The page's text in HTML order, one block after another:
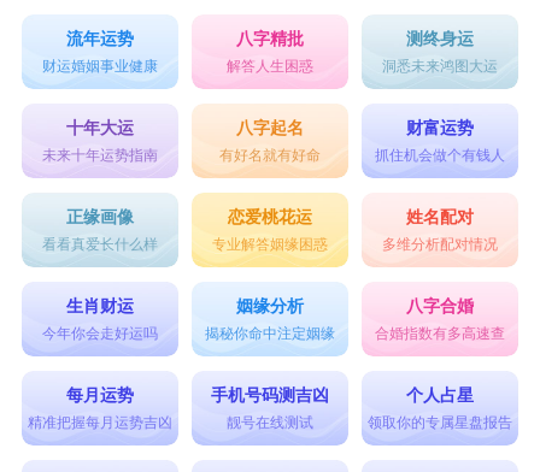
流年运势
财运婚姻事业健康
八字精批
解答人生困惑
测终身运
洞悉未来鸿图大运
十年大运
未来十年运势指南
八字起名
有好名就有好命
财富运势
抓住机会做个有钱人
正缘画像
看看真爱长什么样
恋爱桃花运
专业解答姻缘困惑
姓名配对
多维分析配对情况
生肖财运
今年你会走好运吗
姻缘分析
揭秘你命中注定姻缘
八字合婚
合婚指数有多高速查
每月运势
精准把握每月运势吉凶
手机号码测吉凶
靓号在线测试
个人占星
领取你的专属星盘报告